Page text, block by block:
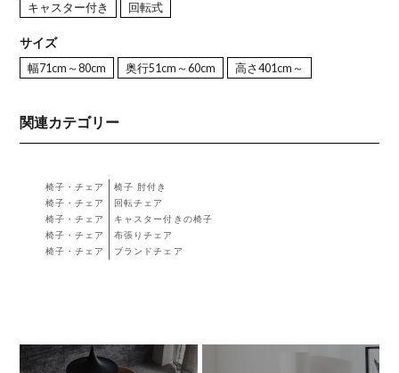
キャスター付き 回転式
サイズ
幅71cm～80cm 奥行51cm～60cm 高さ401cm～
関連カテゴリー
椅子・チェア
椅子 肘付き
椅子・チェア
回転チェア
椅子・チェア
キャスター付きの椅子
椅子・チェア
布張りチェア
椅子・チェア
ブランドチェア